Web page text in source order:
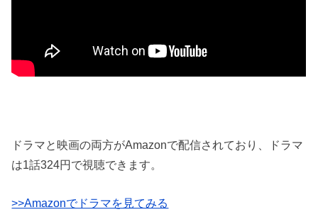
ドラマと映画の両方がAmazonで配信されており、ドラマ
は1話324円で視聴できます。
>>Amazonでドラマを見てみる